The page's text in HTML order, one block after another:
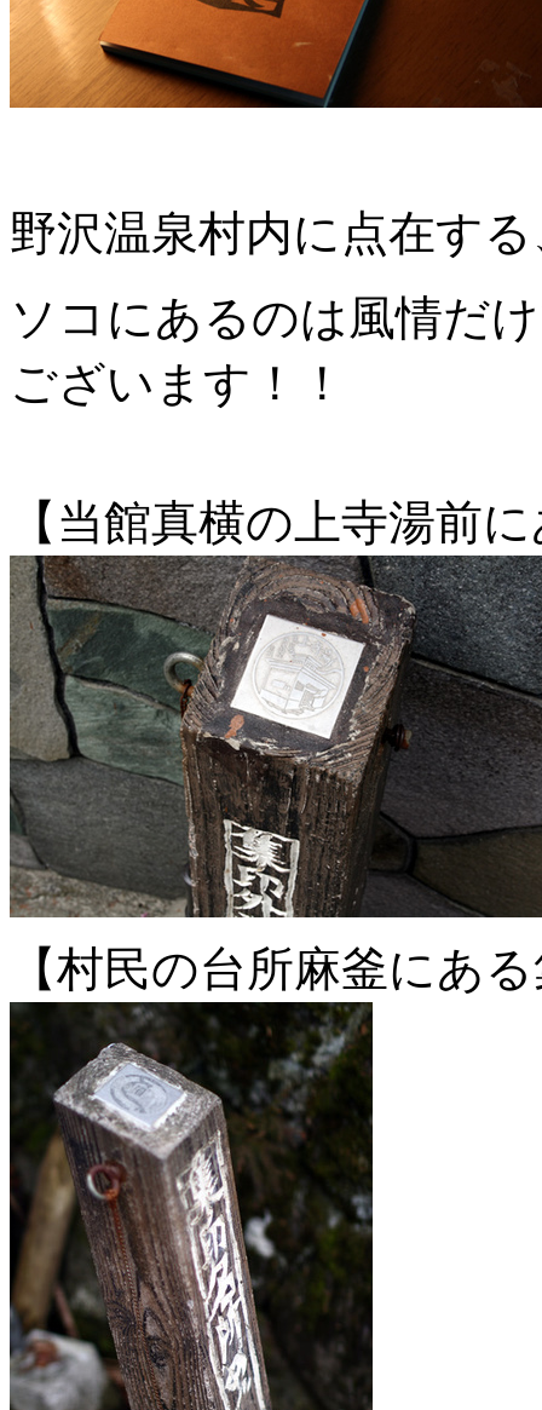
野沢温泉村内に点在す
ソコにあるのは風情だ
ございます！！
【当館真横の上寺湯前
【村民の台所麻釜にあ